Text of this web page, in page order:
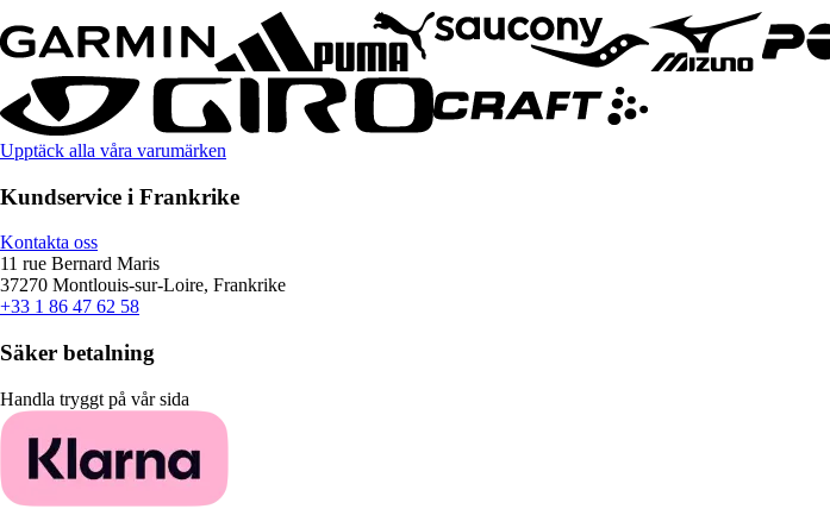
Upptäck alla våra varumärken
Kundservice i Frankrike
Kontakta oss
11 rue Bernard Maris
37270 Montlouis-sur-Loire, Frankrike
+33 1 86 47 62 58
Säker betalning
Handla tryggt på vår sida